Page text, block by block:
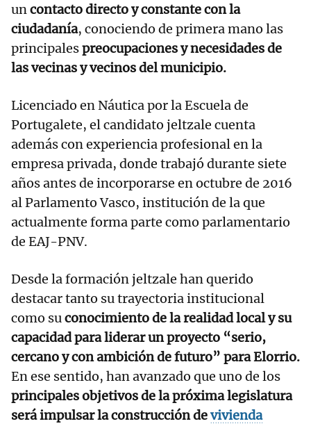
uncontacto directo y constante con la
ciudadanía, conociendo de primera mano las
principalespreocupaciones y necesidades de
las vecinas y vecinos del municipio.
Licenciado en Náutica por la Escuela de
Portugalete, el candidato jeltzale cuenta
además con experiencia profesional en la
empresa privada, donde trabajó durante siete
años antes de incorporarse en octubre de 2016
al Parlamento Vasco, institución de la que
actualmente forma parte como parlamentario
de EAJ-PNV.
Desde la formación jeltzale han querido
destacar tanto su trayectoria institucional
como suconocimiento de la realidad local y su
capacidad para liderar un proyecto “serio,
cercano y con ambición de futuro” para Elorrio.
En ese sentido, han avanzado que uno de los
principales objetivos de la próxima legislatura
será impulsar la construcción devivienda